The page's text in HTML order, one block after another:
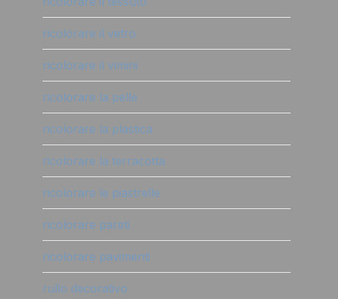
ricolorare il vetro
ricolorare il vimini
ricolorare la pelle
ricolorare la plastica
ricolorare la terracotta
ricolorare le piastrelle
ricolorare pareti
ricolorare pavimenti
rullo decorativo